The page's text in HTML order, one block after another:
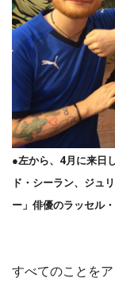
●左から、4月に来日
ド・シーラン、ジュ
ー」俳優のラッセル
すべてのことを